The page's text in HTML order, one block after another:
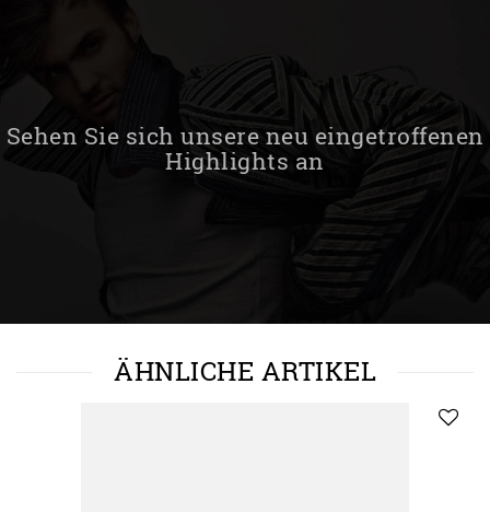
Sehen Sie sich unsere neu eingetroffenen
Highlights an
ÄHNLICHE ARTIKEL